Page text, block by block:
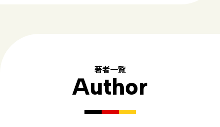
著者一覧
Author